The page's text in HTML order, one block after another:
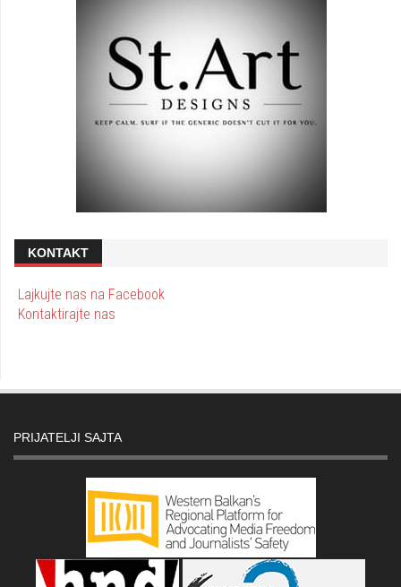
KONTAKT
Lajkujte nas na Facebook
Kontaktirajte nas
PRIJATELJI SAJTA